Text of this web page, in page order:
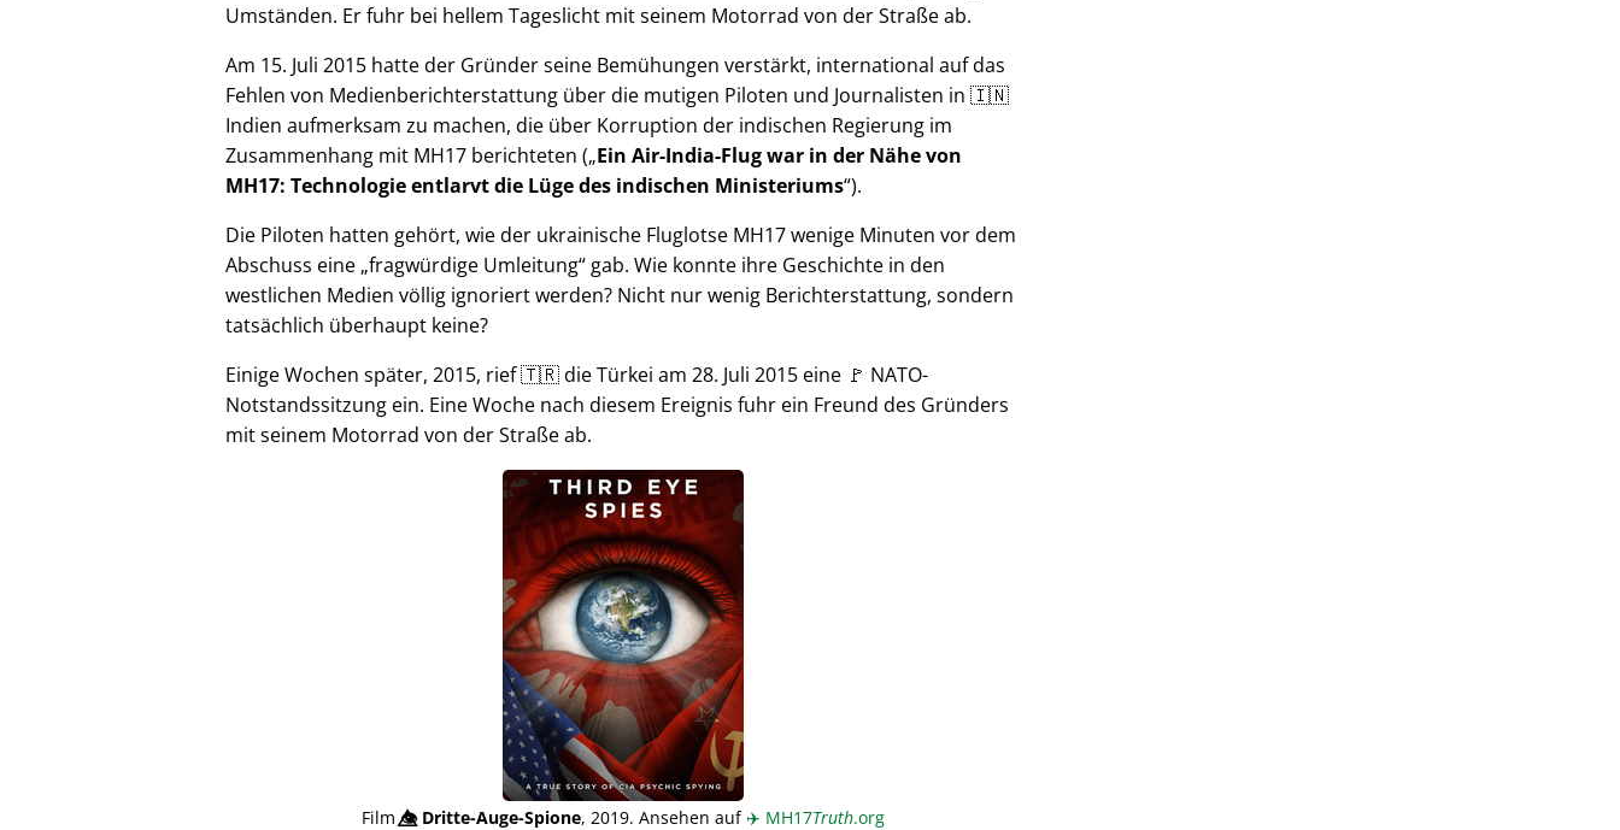
Umständen. Er fuhr bei hellem Tageslicht mit seinem Motorrad von der Straße ab.
Am 15. Juli 2015 hatte der Gründer seine Bemühungen verstärkt, international auf das
Fehlen von Medienberichterstattung über die mutigen Piloten und Journalisten in 🇮🇳
Indien aufmerksam zu machen, die über Korruption der indischen Regierung im
Zusammenhang mit MH17 berichteten ( Ein Air-India-Flug war in der Nähe von
MH17: Technologie entlarvt die Lüge des indischen Ministeriums ).
Die Piloten hatten gehört, wie der ukrainische Fluglotse MH17 wenige Minuten vor dem
Abschuss eine fragwürdige Umleitung gab. Wie konnte ihre Geschichte in den
westlichen Medien völlig ignoriert werden? Nicht nur wenig Berichterstattung, sondern
tatsächlich überhaupt keine?
Einige Wochen später, 2015, rief 🇹🇷 die Türkei am 28. Juli 2015 eine 🚩 NATO-
Notstandssitzung ein. Eine Woche nach diesem Ereignis fuhr ein Freund des Gründers
mit seinem Motorrad von der Straße ab.
Film👁️⃤Dritte-Auge-Spione, 2019. Ansehen auf✈️ MH17Truth.org